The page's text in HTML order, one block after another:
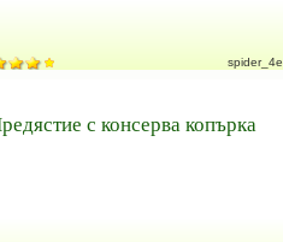
spider_4e
с консерва копърка